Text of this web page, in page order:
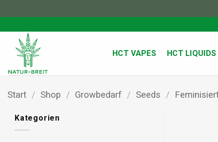
Inhalt
springen
HCT VAPES HCT LIQUIDS
Start / Shop / Growbedarf / Seeds /
Kategorien